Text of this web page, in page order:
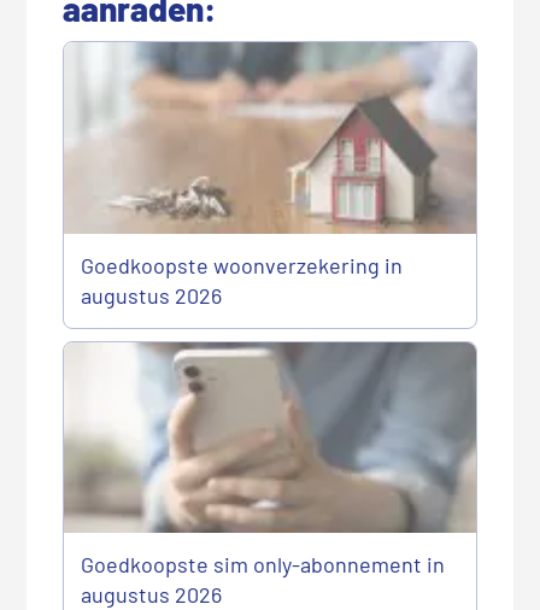
aanraden:
Goedkoopste woonverzekering in
augustus 2026
Goedkoopste sim only-abonnement in
augustus 2026